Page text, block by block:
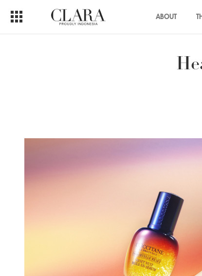
ABOUT